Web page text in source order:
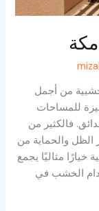
من أجمل
للمساحات
فالكثير من
الظل والحماية من
مثاليًا يجمع
الخشب في